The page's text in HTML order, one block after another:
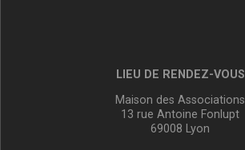
LIEU DE RENDEZ-VOUS
Maison des Associations
13 rue Antoine Fonlupt
69008 Lyon